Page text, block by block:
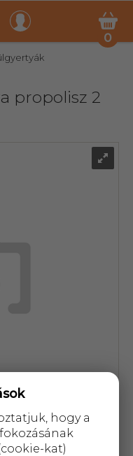
0
propolisz 2
hogy a
kat)